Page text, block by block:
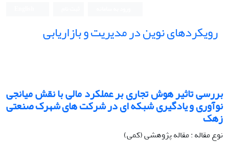
رویکردهای نوین در مدیریت و بازاریابی
بررسی تاثیر هوش تجاری بر عملکرد مالی با نقش میانجی
نوآوری و یادگیری شبکه ای در شرکت های شهرک صنعتی
زهک
نوع مقاله : مقاله پژوهشی (کمی)